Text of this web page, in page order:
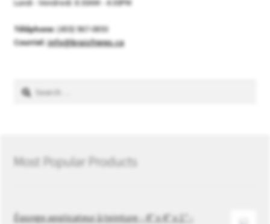
Lundi - Vendredi: 8:30AM - 4:30PM
Téléphone:(450) 967-0893
Courriel:info@braisfreres.ca
Search
for:
Most Popular Products
Éponge applicateur à teinture - 4" x 4" x 1" -